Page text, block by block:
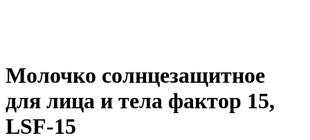
Молочко солнцезащитное
для лица и тела фактор 15,
LSF-15